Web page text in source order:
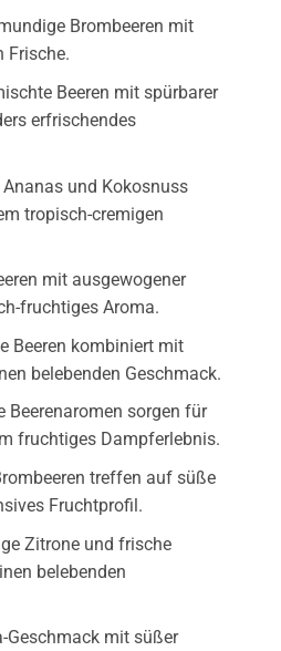
Brombeeren mit
Frische.
Beeren mit spürbarer
erfrischendes
Ananas und Kokosnuss
tropisch-cremigen
mit ausgewogener
fruchtiges Aroma.
Beeren kombiniert mit
belebenden Geschmack.
Beerenaromen sorgen für
fruchtiges Dampferlebnis.
treffen auf süße
Fruchtprofil.
Zitrone und frische
belebenden
Geschmack mit süßer